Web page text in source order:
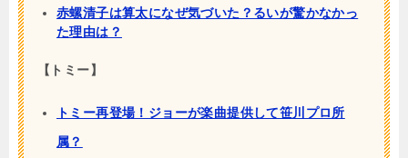
赤螺清子は算太になぜ気づいた？るいが驚かなかっ
た理由は？
【トミー】
トミー再登場！ジョーが楽曲提供して笹川プロ所
属？